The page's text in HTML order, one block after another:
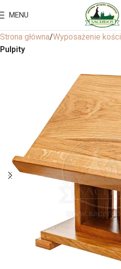
MENU
Strona główna Wyposażenie
Pulpity